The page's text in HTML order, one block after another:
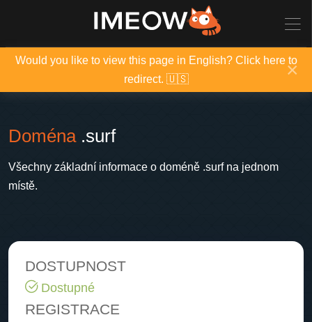
Would you like to view this page in English? Click here to
redirect. 🇺🇸
×
Doména.surf
Všechny základní informace o doméně .surf na jednom
místě.
DOSTUPNOST
Dostupné
REGISTRACE